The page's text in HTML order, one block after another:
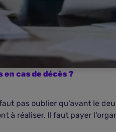
cas de décès ?
pas oublier qu'avant le
à réaliser. Il faut payer